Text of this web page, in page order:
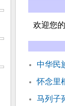
欢迎您
中华民
怀念里
马列子